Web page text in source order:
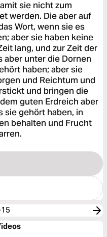
sie nicht zum
werden. Die aber auf
Wort, wenn sie es
aber sie haben keine
lang, und zur Zeit der
aber unter die Dornen
haben; aber sie
und Reichtum und
und bringen die
guten Erdreich aber
sie gehört haben, in
behalten und Frucht